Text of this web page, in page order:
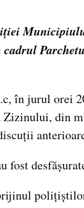
în jurul orei
Zizinului, din
fost